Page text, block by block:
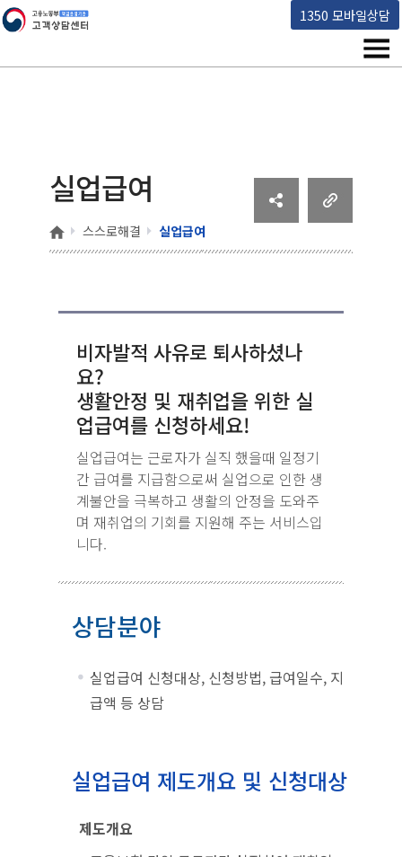
1350 모바일상담
고용노동부 책임운영기관 고객상담센터
메
실업급여
홈 스스로해결 실업급여
비자발적 사유로 퇴사하셨나
요?
생활안정 및 재취업을 위한 실
업급여를 신청하세요!
실업급여는 근로자가 실직 했을때 일정기
간 급여를 지급함으로써 실업으로 인한 생
계불안을 극복하고 생활의 안정을 도와주
며 재취업의 기회를 지원해 주는 서비스입
니다.
상담분야
실업급여 신청대상, 신청방법, 급여일수, 지
급액 등 상담
실업급여 제도개요 및 신청대상
제도개요